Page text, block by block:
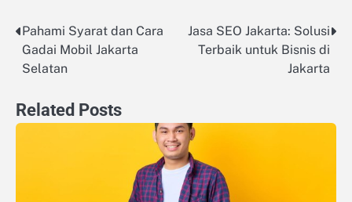
Post
navigation
Pahami Syarat dan Cara
Gadai Mobil Jakarta
Selatan
Jasa SEO Jakarta: Solusi
Terbaik untuk Bisnis di
Jakarta
Related Posts